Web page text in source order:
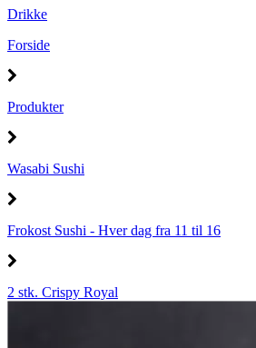
Drikke
Forside
Produkter
Wasabi Sushi
Frokost Sushi - Hver dag fra 11 til 16
2 stk. Crispy Royal